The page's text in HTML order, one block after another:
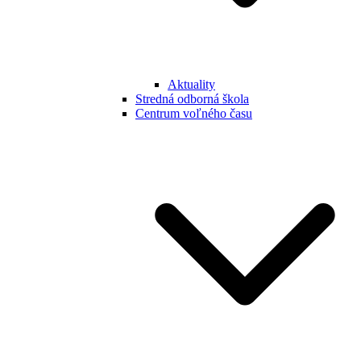
Aktuality
Stredná odborná škola
Centrum voľného času